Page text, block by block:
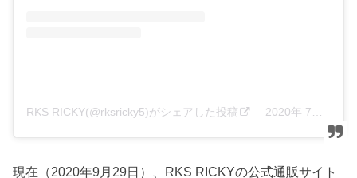
RKS RICKY(@rksricky5)がシェアした投稿 – 2020年 7月月23日午前8時48分PDT
現在（2020年9月29日）、RKS RICKYの公式通販サイト